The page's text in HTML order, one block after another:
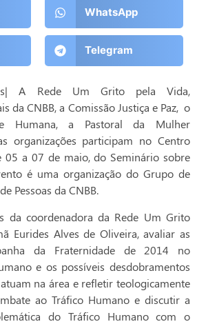
WhatsApp
Telegram
A Rede Um Grito pela Vida,
da CNBB, a Comissão Justiça e Paz, o
Humana, a Pastoral da Mulher
organizações participam no Centro
05 a 07 de maio, do Seminário sobre
é uma organização do Grupo de
Pessoas da CNBB.
da coordenadora da Rede Um Grito
Eurides Alves de Oliveira, avaliar as
da Fraternidade de 2014 no
e os possíveis desdobramentos
na área e refletir teologicamente
ao Tráfico Humano e discutir a
do Tráfico Humano com o